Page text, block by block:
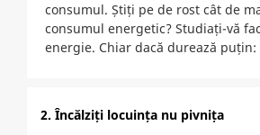
consumul. Știți pe de rost cât de
consumul energetic? Studiați-vă
energie. Chiar dacă durează
2. Încălziți locuința nu pivnița